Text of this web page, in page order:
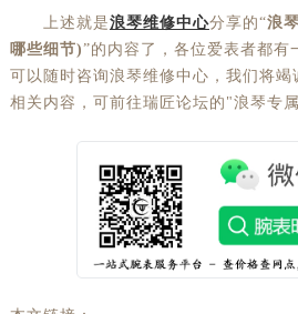
上述就是浪琴维修中心分享的“浪
哪些细节)”的内容了，各位爱表者都有
可以随时咨询浪琴维修中心，我们将竭
相关内容，可前往瑞匠论坛的"浪琴专